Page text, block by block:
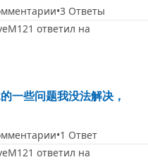
3 Ответы
ответил на
一些问题我没法解决，
1 Ответ
ответил на